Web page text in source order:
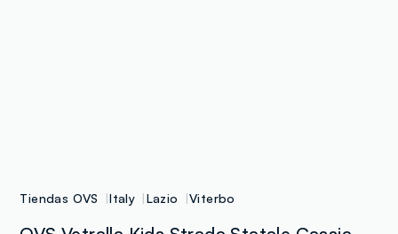
Tiendas OVS Italy Lazio Viterbo